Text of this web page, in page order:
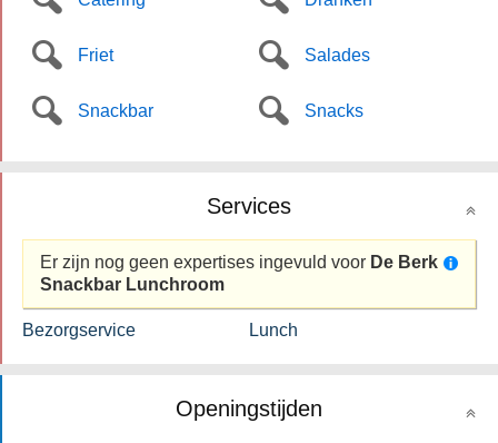
Friet Salades
Snackbar Snacks
Services
Er zijn nog geen expertises ingevuld voor De Berk
Snackbar Lunchroom
Bezorgservice Lunch
Openingstijden